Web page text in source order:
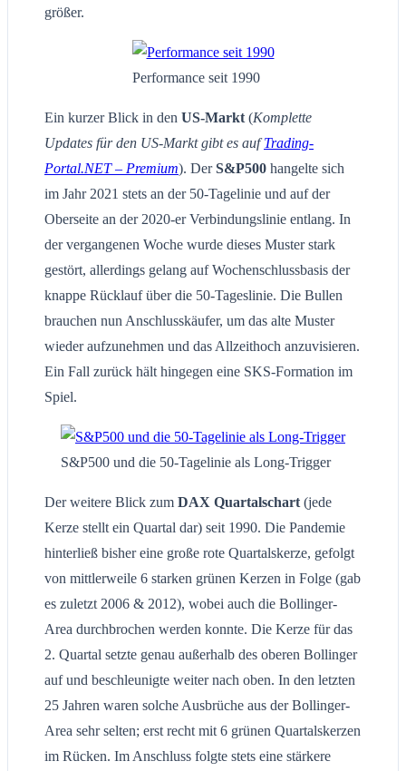
größer.
Performance seit 1990
Ein kurzer Blick in den US-Markt (Komplette
Updates für den US-Markt gibt es aufTrading-
Portal.NET – Premium). DerS&P500 hangelte sich
im Jahr 2021 stets an der 50-Tagelinie und auf der
Oberseite an der 2020-er Verbindungslinie entlang. In
der vergangenen Woche wurde dieses Muster stark
gestört, allerdings gelang auf Wochenschlussbasis der
knappe Rücklauf über die 50-Tageslinie. Die Bullen
brauchen nun Anschlusskäufer, um das alte Muster
wieder aufzunehmen und das Allzeithoch anzuvisieren.
Ein Fall zurück hält hingegen eine SKS-Formation im
Spiel.
S&P500 und die 50-Tagelinie als Long-Trigger
Der weitere Blick zum DAX Quartalschart (jede
Kerze stellt ein Quartal dar) seit 1990. Die Pandemie
hinterließ bisher eine große rote Quartalskerze, gefolgt
von mittlerweile 6 starken grünen Kerzen in Folge (gab
es zuletzt 2006 & 2012), wobei auch die Bollinger-
Area durchbrochen werden konnte. Die Kerze für das
2. Quartal setzte genau außerhalb des oberen Bollinger
auf und beschleunigte weiter nach oben. In den letzten
25 Jahren waren solche Ausbrüche aus der Bollinger-
Area sehr selten; erst recht mit 6 grünen Quartalskerzen
im Rücken. Im Anschluss folgte stets eine stärkere